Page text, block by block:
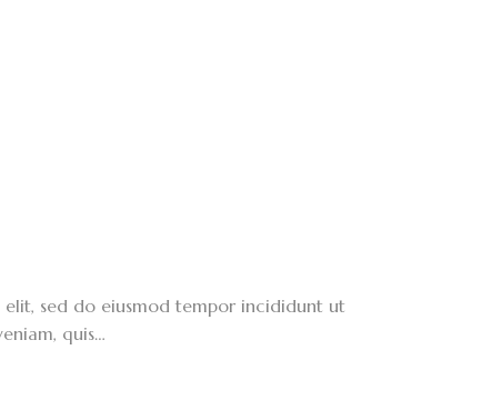
sed do eiusmod tempor incididunt ut
quis…